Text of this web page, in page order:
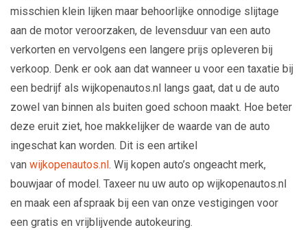
misschien klein lijken maar behoorlijke onnodige slijtage
aan de motor veroorzaken, de levensduur van een auto
verkorten en vervolgens een langere prijs opleveren bij
verkoop. Denk er ook aan dat wanneer u voor een taxatie bij
een bedrijf als wijkopenautos.nl langs gaat, dat u de auto
zowel van binnen als buiten goed schoon maakt. Hoe beter
deze eruit ziet, hoe makkelijker de waarde van de auto
ingeschat kan worden. Dit is een artikel
van wijkopenautos.nl . Wij kopen auto’s ongeacht merk,
bouwjaar of model. Taxeer nu uw auto op wijkopenautos.nl
en maak een afspraak bij een van onze vestigingen voor
een gratis en vrijblijvende autokeuring.